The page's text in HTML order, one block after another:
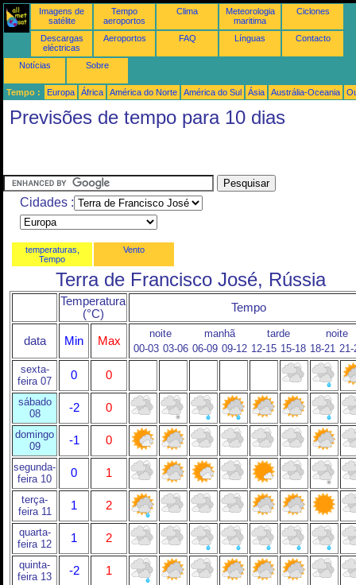
Imagens de
satélite
Tempo
aeroportos
Clima
Meteorologia
maritima
Ciclones
Descargas
eléctricas
Aeroportos FAQ Línguas Contacto
Notícias Sobre
Tempo : Europa África América do Norte América do Sul Ásia Austrália-Oceania
Previsões de tempo para 10 dias
Cidades :
temperaturas,
Tempo
Vento
Terra de Francisco José, Rússia
Temperatura
(°C)
Tempo
data Min Max
noite manhã tarde
noite
00-03 03-06 06-09 09-12 12-15 15-18 18-21 21-
sexta-
feira 07
0 0
sábado
08
-2 0
domingo
09
-1 0
segunda-
feira 10
0 1
terça-
feira 11
1 2
quarta-
feira 12
1 2
quinta-
feira 13
-2 1